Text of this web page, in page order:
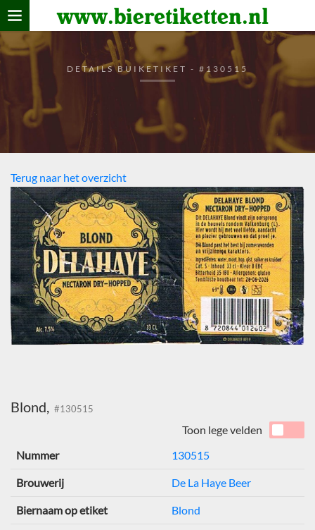
www.bieretiketten.nl
Home
verzamelen
De bierkaart
Bezoekers
DETAILS BUIKETIKET - #130515
Terug naar het overzicht
Blond, #130515
Toon lege velden
Nummer
130515
Brouwerij De La Haye Beer
Biernaam op etiket Blond